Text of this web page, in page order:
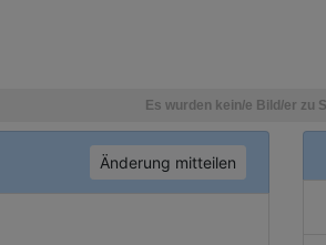
Änderung mitteilen